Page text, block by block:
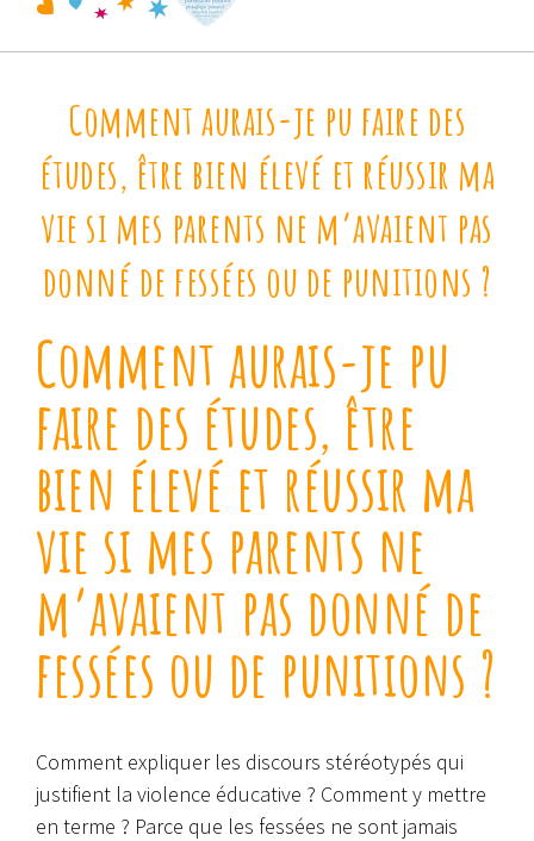
Comment aurais-je pu faire des
études, être bien élevé et réussir ma
vie si mes parents ne m’avaient pas
donné de fessées ou de punitions ?
Comment aurais-je pu
faire des études, être
bien élevé et réussir ma
vie si mes parents ne
m’avaient pas donné de
fessées ou de punitions ?
Comment expliquer les discours stéréotypés qui
justifient la violence éducative ? Comment y mettre
en terme ? Parce que les fessées ne sont jamais